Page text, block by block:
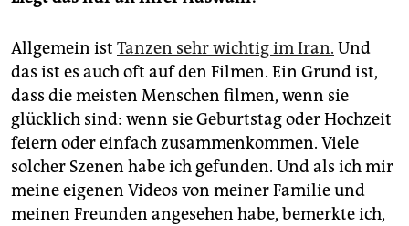
Allgemein ist Tanzen sehr wichtig im Iran. Und
das ist es auch oft auf den Filmen. Ein Grund ist,
dass die meisten Menschen filmen, wenn sie
glücklich sind: wenn sie Geburtstag oder Hochzeit
feiern oder einfach zusammenkommen. Viele
solcher Szenen habe ich gefunden. Und als ich mir
meine eigenen Videos von meiner Familie und
meinen Freunden angesehen habe, bemerkte ich,